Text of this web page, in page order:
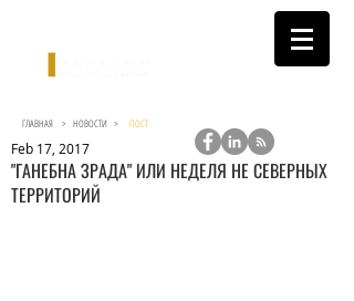
"ГАНЕБНА ЗРАДА" ИЛИ НЕДЕЛЯ НЕ СЕВЕРНЫХ
ТЕРРИТОРИЙ
Feb 17, 2017
ГЛАВНАЯ > НОВОСТИ > ПОСТ